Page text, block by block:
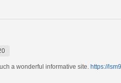
a wonderful informative site. https://